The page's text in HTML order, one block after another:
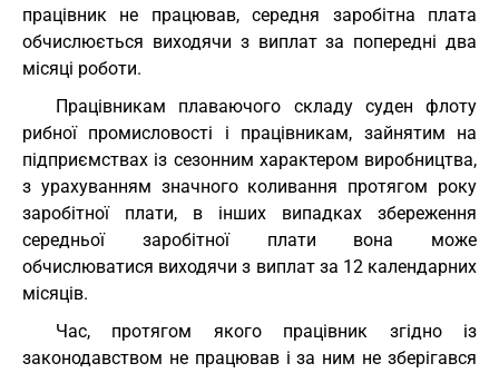
працівник не працював, середня заробітна плата
обчислюється виходячи з виплат за попередні два
місяці роботи.
Працівникам плаваючого складу суден флоту
рибної промисловості і працівникам, зайнятим на
підприємствах із сезонним характером виробництва,
з урахуванням значного коливання протягом року
заробітної плати, в інших випадках збереження
середньої заробітної плати вона може
обчислюватися виходячи з виплат за 12 календарних
місяців.
Час, протягом якого працівник згідно із
законодавством не працював і за ним не зберігався